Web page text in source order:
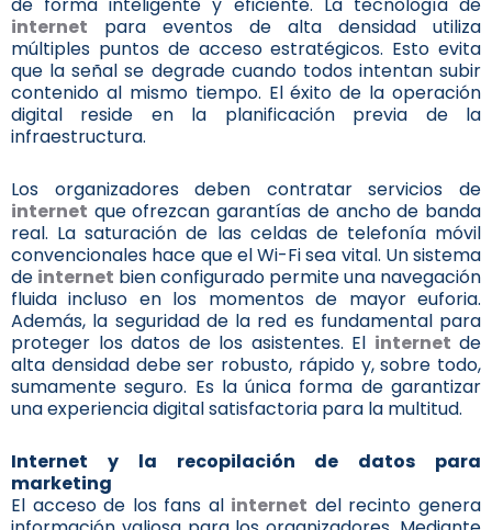
internet para eventos de alta densidad utiliza
múltiples puntos de acceso estratégicos. Esto evita
que la señal se degrade cuando todos intentan subir
contenido al mismo tiempo. El éxito de la operación
digital reside en la planificación previa de la
infraestructura.
Los organizadores deben contratar servicios de
internet que ofrezcan garantías de ancho de banda
real. La saturación de las celdas de telefonía móvil
convencionales hace que el Wi-Fi sea vital. Un sistema
de internet bien configurado permite una navegación
fluida incluso en los momentos de mayor euforia.
Además, la seguridad de la red es fundamental para
proteger los datos de los asistentes. El internet de
alta densidad debe ser robusto, rápido y, sobre todo,
sumamente seguro. Es la única forma de garantizar
una experiencia digital satisfactoria para la multitud.
Internet y la recopilación de datos para
marketing
El acceso de los fans al internet del recinto genera